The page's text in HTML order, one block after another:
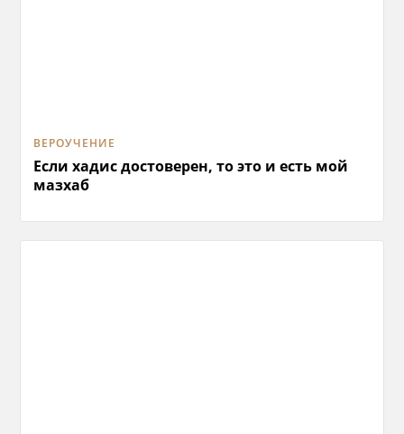
ВЕРОУЧЕНИЕ
Если хадис достоверен, то это и есть мой
мазхаб